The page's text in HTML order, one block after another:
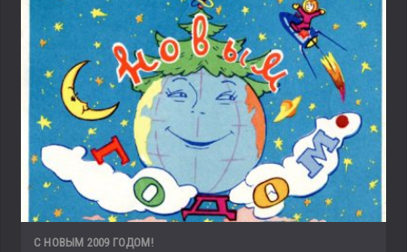
С НОВЫМ 2009 ГОДОМ!